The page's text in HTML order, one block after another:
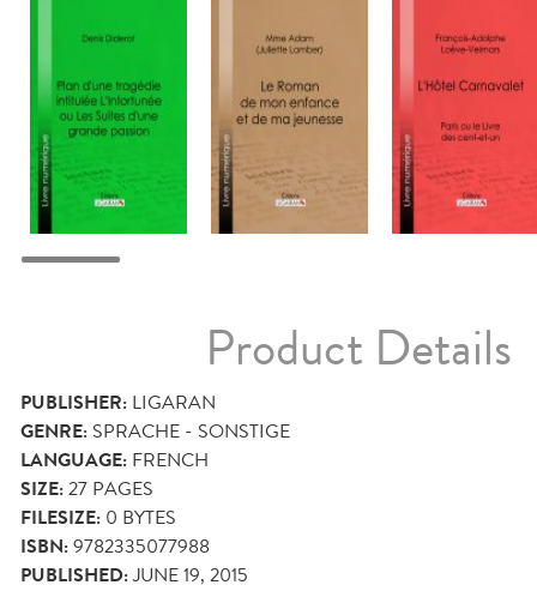
Product Details
PUBLISHER: LIGARAN
GENRE: SPRACHE - SONSTIGE
LANGUAGE: FRENCH
SIZE:27 PAGES
FILESIZE: 0 BYTES
ISBN:9782335077988
PUBLISHED:JUNE 19, 2015